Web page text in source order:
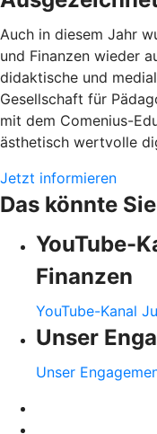
Auch in diesem Jahr
und Finanzen wieder
didaktische und
Gesellschaft für
mit dem Comenius-
ästhetisch wertvolle
Jetzt informieren
Das könnte
YouTube-
Finanzen
YouTube-Kanal
Unser
Unser